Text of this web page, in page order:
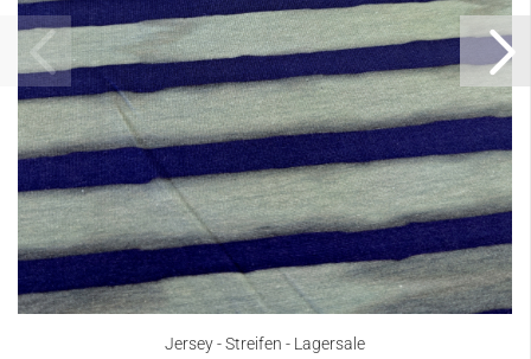
Jersey - Streifen - Lagersale